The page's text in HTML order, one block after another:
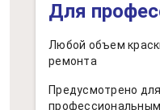
Для
Любой объем
ремонта
Предусмотрено